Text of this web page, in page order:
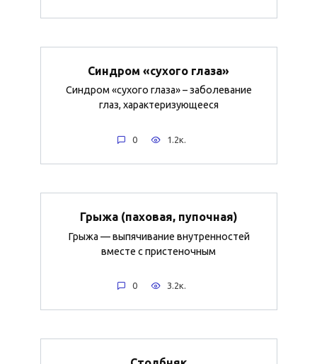
Синдром «сухого глаза»
Синдром «сухого глаза» – заболевание
глаз, характеризующееся
0 1.2к.
Грыжа (паховая, пупочная)
Грыжа — выпячивание внутренностей
вместе с пристеночным
0 3.2к.